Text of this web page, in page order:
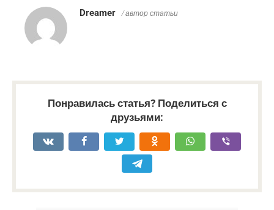
Dreamer / автор статьи
Понравилась статья? Поделиться с
друзьями: